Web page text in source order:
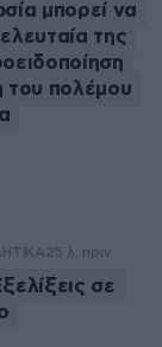
μπορεί να
της
του πολέμου
25 λ. πριν
σε